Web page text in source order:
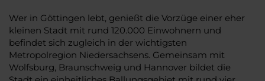
Wer in Göttingen lebt, genießt die Vorzüge einer eher
kleinen Stadt mit rund 120.000 Einwohnern und
befindet sich zugleich in der wichtigsten
Metropolregion Niedersachsens. Gemeinsam mit
Wolfsburg, Braunschweig und Hannover bildet die